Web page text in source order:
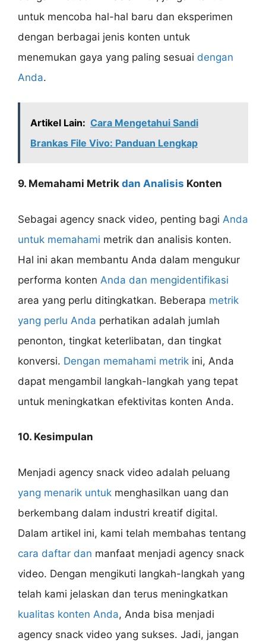
untuk mencoba hal-hal baru dan eksperimen
dengan berbagai jenis konten untuk
menemukan gaya yang paling sesuai dengan
Anda.
Artikel Lain: Cara Mengetahui Sandi
Brankas File Vivo: Panduan Lengkap
9. Memahami Metrik dan Analisis Konten
Sebagai agency snack video, penting bagi Anda
untuk memahami metrik dan analisis konten.
Hal ini akan membantu Anda dalam mengukur
performa konten Anda dan mengidentifikasi
area yang perlu ditingkatkan. Beberapa metrik
yang perlu Anda perhatikan adalah jumlah
penonton, tingkat keterlibatan, dan tingkat
konversi. Dengan memahami metrik ini, Anda
dapat mengambil langkah-langkah yang tepat
untuk meningkatkan efektivitas konten Anda.
10. Kesimpulan
Menjadi agency snack video adalah peluang
yang menarik untuk menghasilkan uang dan
berkembang dalam industri kreatif digital.
Dalam artikel ini, kami telah membahas tentang
cara daftar dan manfaat menjadi agency snack
video. Dengan mengikuti langkah-langkah yang
telah kami jelaskan dan terus meningkatkan
kualitas konten Anda, Anda bisa menjadi
agency snack video yang sukses. Jadi, jangan